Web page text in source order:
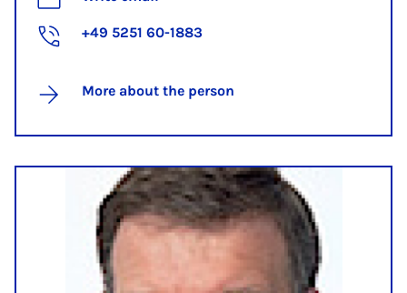
+49 5251 60-1883
More about the person